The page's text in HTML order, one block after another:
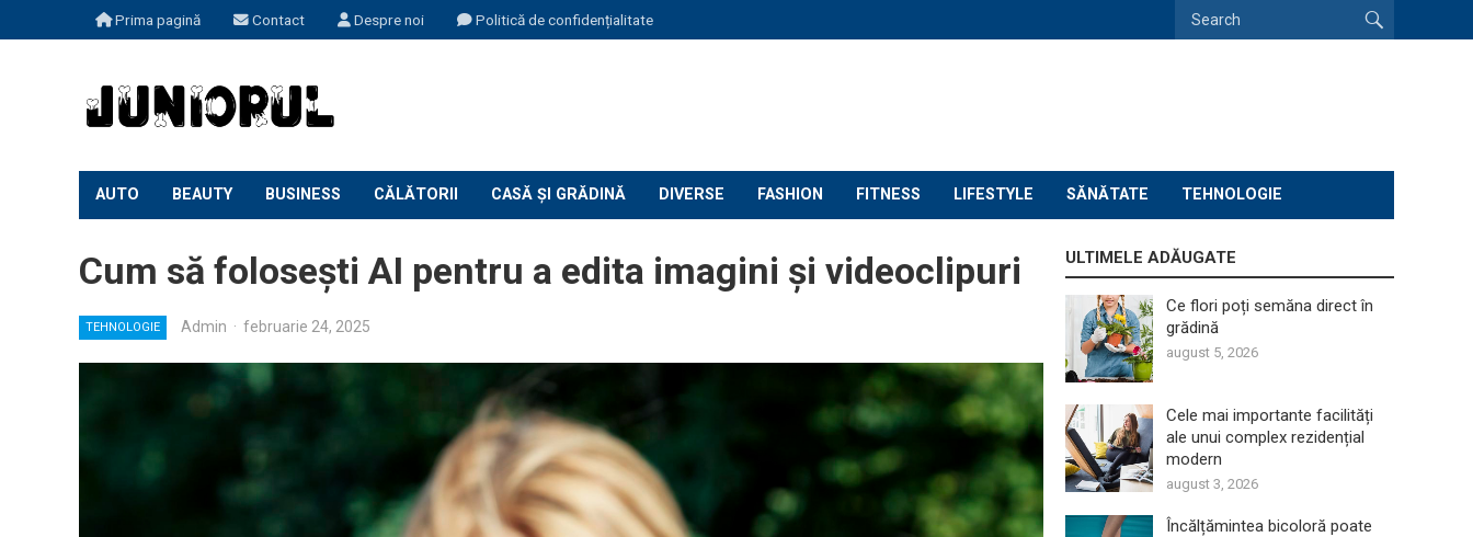
Prima pagină Contact Despre noi Politică de confidențialitate
AUTO BEAUTY BUSINESS CĂLĂTORII CASĂ ȘI GRĂDINĂ DIVERSE FASHION FITNESS LIFESTYLE SĂNĂTATE TEHNOLOGIE
Cum să folosești AI pentru a edita imagini și videoclipuri
TEHNOLOGIE Admin · februarie 24, 2025
ULTIMELE ADĂUGATE
Ce flori poți semăna direct în
grădină
august 5, 2026
Cele mai importante facilități
ale unui complex rezidențial
modern
august 3, 2026
Încălțămintea bicoloră poate